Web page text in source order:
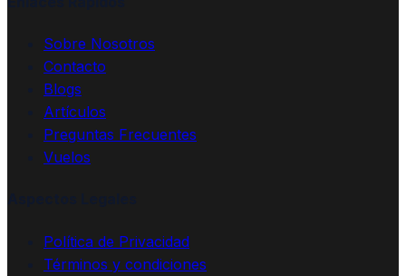
Sobre Nosotros
Contacto
Blogs
Artículos
Preguntas Frecuentes
Vuelos
Política de Privacidad
Términos y condiciones